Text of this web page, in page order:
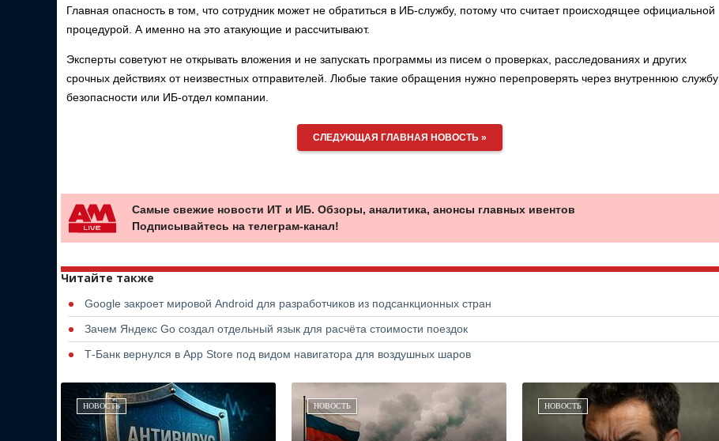
Главная опасность в том, что сотрудник может не обратиться в ИБ-службу, потому что считает происходящее официальной
процедурой. А именно на это атакующие и рассчитывают.
Эксперты советуют не открывать вложения и не запускать программы из писем о проверках, расследованиях и других
срочных действиях от неизвестных отправителей. Любые такие обращения нужно перепроверять через внутреннюю службу
безопасности или ИБ-отдел компании.
СЛЕДУЮЩАЯ ГЛАВНАЯ НОВОСТЬ »
Самые свежие новости ИТ и ИБ. Обзоры, аналитика, анонсы главных ивентов
Подписывайтесь на телеграм-канал!
Читайте также
Google закроет мировой Android для разработчиков из подсанкционных стран
Зачем Яндекс Go создал отдельный язык для расчёта стоимости поездок
Т-Банк вернулся в App Store под видом навигатора для воздушных шаров
НОВОСТЬ НОВОСТЬ НОВОСТЬ